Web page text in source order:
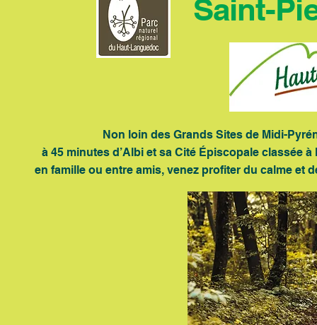
Saint-
Non loin des Grands Sites de Midi-
à 45 minutes d’Albiet sa Cité Épiscopale classée à
en famille ou entre amis, venez profiter du calme et